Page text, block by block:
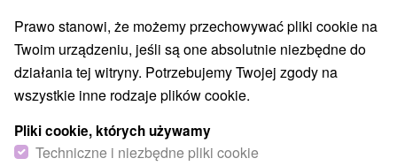
Prawo stanowi, że możemy przechowywać pliki cookie na
Twoim urządzeniu, jeśli są one absolutnie niezbędne do
działania tej witryny. Potrzebujemy Twojej zgody na
wszystkie inne rodzaje plików cookie.
Pliki cookie, których używamy
Techniczne i niezbędne pliki cookie